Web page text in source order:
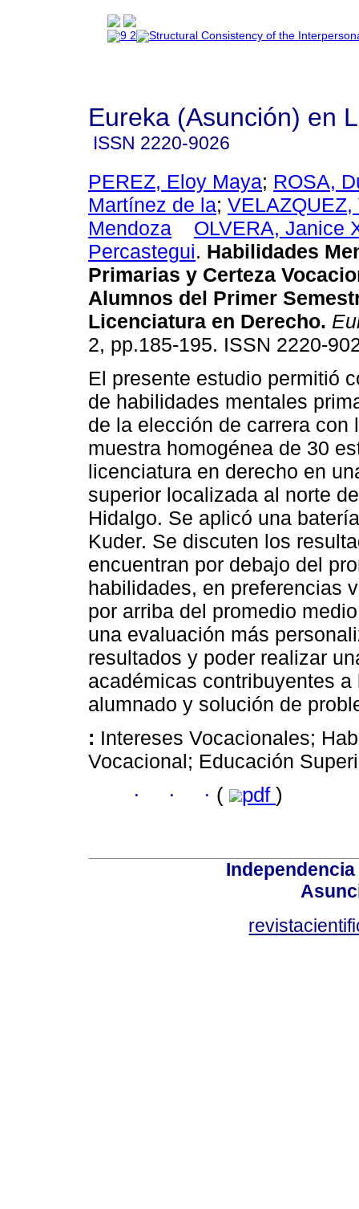
Eureka (Asunción) en
ISSN 2220-9026
PEREZ, Eloy Maya; ROSA,
Martínez de la; VELAZQUEZ,
Mendoza
OLVERA, Janice
Percastegui. Habilidades
Primarias y Certeza
Alumnos del Primer
Licenciatura en Derecho.
2, pp.185-195. ISSN 2220-
El presente estudio permitió
de habilidades mentales
de la elección de carrera
muestra homogénea de 30
licenciatura en derecho en
superior localizada al norte
Hidalgo. Se aplicó una
Kuder. Se discuten los
encuentran por debajo del
habilidades, en preferencias
por arriba del promedio
una evaluación más
resultados y poder realizar
académicas contribuyentes
alumnado y solución de
: Intereses Vocacionales;
Vocacional; Educación
· · · ( pdf )